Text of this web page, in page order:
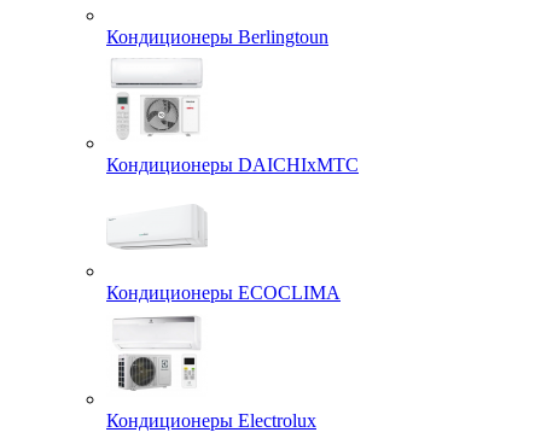
Кондиционеры Berlingtoun
Кондиционеры DAICHIxMTC
Кондиционеры ECOCLIMA
Кондиционеры Electrolux